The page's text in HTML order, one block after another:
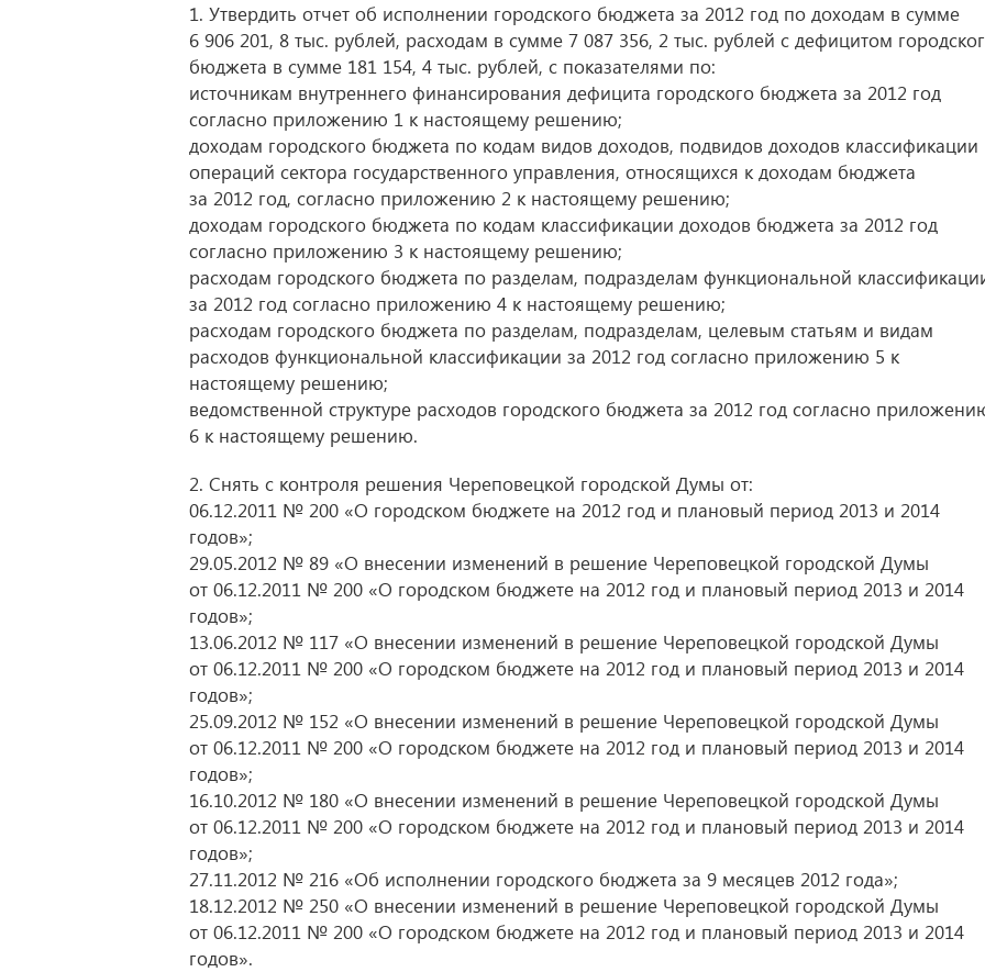
1. Утвердить отчет об исполнении городского бюджета за 2012 год по доходам в сумме
6 906 201, 8 тыс. рублей, расходам в сумме 7 087 356, 2 тыс. рублей с дефицитом
бюджета в сумме 181 154, 4 тыс. рублей, с показателями по:
источникам внутреннего финансирования дефицита городского бюджета за 2012 год
согласно приложению 1 к настоящему решению;
доходам городского бюджета по кодам видов доходов, подвидов доходов классификации
операций сектора государственного управления, относящихся к доходам бюджета
за 2012 год, согласно приложению 2 к настоящему решению;
доходам городского бюджета по кодам классификации доходов бюджета за 2012 год
согласно приложению 3 к настоящему решению;
расходам городского бюджета по разделам, подразделам функциональной
за 2012 год согласно приложению 4 к настоящему решению;
расходам городского бюджета по разделам, подразделам, целевым статьям и видам
расходов функциональной классификации за 2012 год согласно приложению 5 к
настоящему решению;
ведомственной структуре расходов городского бюджета за 2012 год согласно
6 к настоящему решению.
2. Снять с контроля решения Череповецкой городской Думы от:
06.12.2011 № 200 «О городском бюджете на 2012 год и плановый период 2013 и 2014
годов»;
29.05.2012 № 89 «О внесении изменений в решение Череповецкой городской Думы
от 06.12.2011 № 200 «О городском бюджете на 2012 год и плановый период 2013 и 2014
годов»;
13.06.2012 № 117 «О внесении изменений в решение Череповецкой городской Думы
от 06.12.2011 № 200 «О городском бюджете на 2012 год и плановый период 2013 и 2014
годов»;
25.09.2012 № 152 «О внесении изменений в решение Череповецкой городской Думы
от 06.12.2011 № 200 «О городском бюджете на 2012 год и плановый период 2013 и 2014
годов»;
16.10.2012 № 180 «О внесении изменений в решение Череповецкой городской Думы
от 06.12.2011 № 200 «О городском бюджете на 2012 год и плановый период 2013 и 2014
годов»;
27.11.2012 № 216 «Об исполнении городского бюджета за 9 месяцев 2012 года»;
18.12.2012 № 250 «О внесении изменений в решение Череповецкой городской Думы
от 06.12.2011 № 200 «О городском бюджете на 2012 год и плановый период 2013 и 2014
годов».